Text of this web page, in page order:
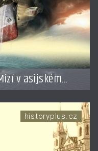
v asijském
ve spárech
historyplus.cz